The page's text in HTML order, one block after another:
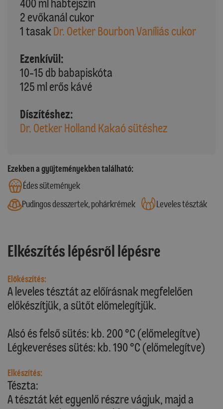
400 ml habtejszín
2 evőkanál cukor
1 tasak Dr. Oetker Bourbon Vaníliás cukor
Ezenkívül:
10-15 db babapiskóta
125 ml erős kávé
Díszítéshez:
Dr. Oetker Holland Kakaó sütéshez
Ezekben a gyűjteményekben található:
Édes sütemények
Pudingos desszertek, pohárkrémek
Leveles tészták
Elkészítés lépésről lépésre
Előkészítés:
A leveles tésztát az előírásnak megfelelően
előkészítjük, a sütőt előmelegítjük.
Alsó és felső sütés: kb. 200 °C (előmelegítve)
Légkeveréses sütés: kb. 190 °C (előmelegítve)
Elkészítés:
Tészta:
A tésztát két egyenlő részre vágjuk, majd a